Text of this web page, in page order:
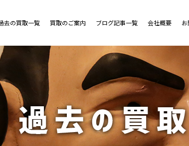
去の買取一覧 買取のご案内 ブログ記事一覧 会社概要